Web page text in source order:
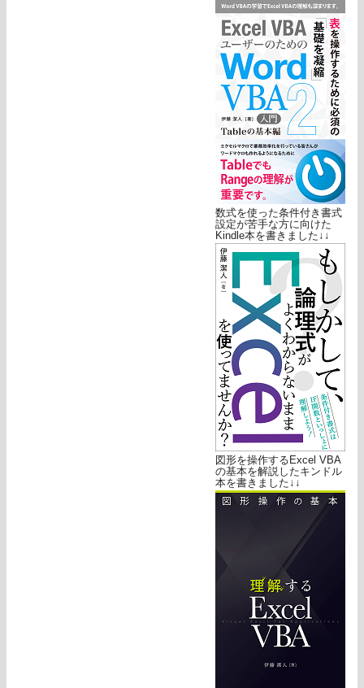
数式を使った条件付き書式
設定が苦手な方に向けた
Kindle本を書きました↓↓
図形を操作するExcel VBA
の基本を解説したキンドル
本を書きました↓↓